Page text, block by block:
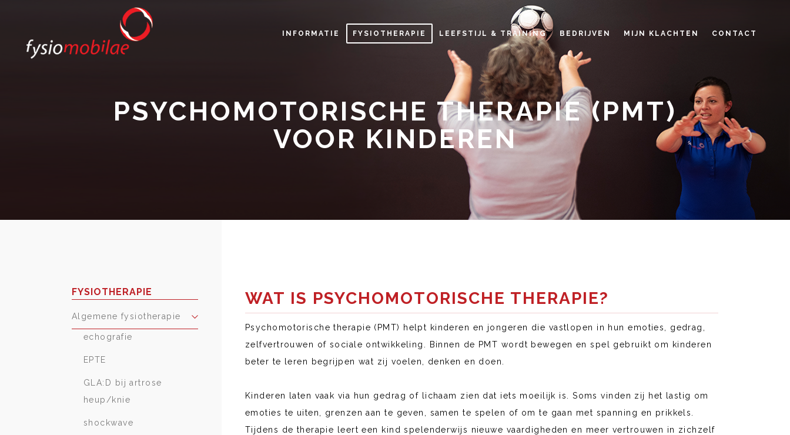
INFORMATIE FYSIOTHERAPIE LEEFSTIJL & TRAINING BEDRIJVEN MIJN KLACHTEN CONTACT
PSYCHOMOTORISCHE THERAPIE (PMT)
VOOR KINDEREN
FYSIOTHERAPIE
Algemene fysiotherapie
echografie
EPTE
GLA:D bij artrose
heup/knie
shockwave
WAT IS PSYCHOMOTORISCHE THERAPIE?
Psychomotorische therapie (PMT) helpt kinderen en jongeren die vastlopen in hun emoties, gedrag,
zelfvertrouwen of sociale ontwikkeling. Binnen de PMT wordt bewegen en spel gebruikt om kinderen
beter te leren begrijpen wat zij voelen, denken en doen.
Kinderen laten vaak via hun gedrag of lichaam zien dat iets moeilijk is. Soms vinden zij het lastig om
emoties te uiten, grenzen aan te geven, samen te spelen of om te gaan met spanning en prikkels.
Tijdens de therapie leert een kind spelenderwijs nieuwe vaardigheden en meer vertrouwen in zichzelf